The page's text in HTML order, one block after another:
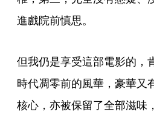
進戲院前慎思。
但我仍是享受這部電影的，
時代凋零前的風華，豪華又
核心，亦被保留了全部滋味